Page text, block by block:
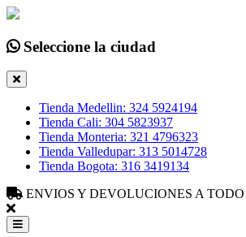
Seleccione la ciudad
Tienda Medellin: 324 5924194
Tienda Cali: 304 5823937
Tienda Monteria: 321 4796323
Tienda Valledupar: 313 5014728
Tienda Bogota: 316 3419134
ENVIOS Y DEVOLUCIONES A